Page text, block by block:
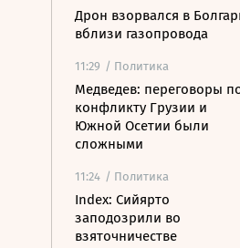
Дрон взорвался в
вблизи газопровода
11:29 / Политика
Медведев: переговоры
конфликту Грузии и
Южной Осетии были
сложными
11:24 / Политика
Index: Сийярто
заподозрили во
взяточничестве